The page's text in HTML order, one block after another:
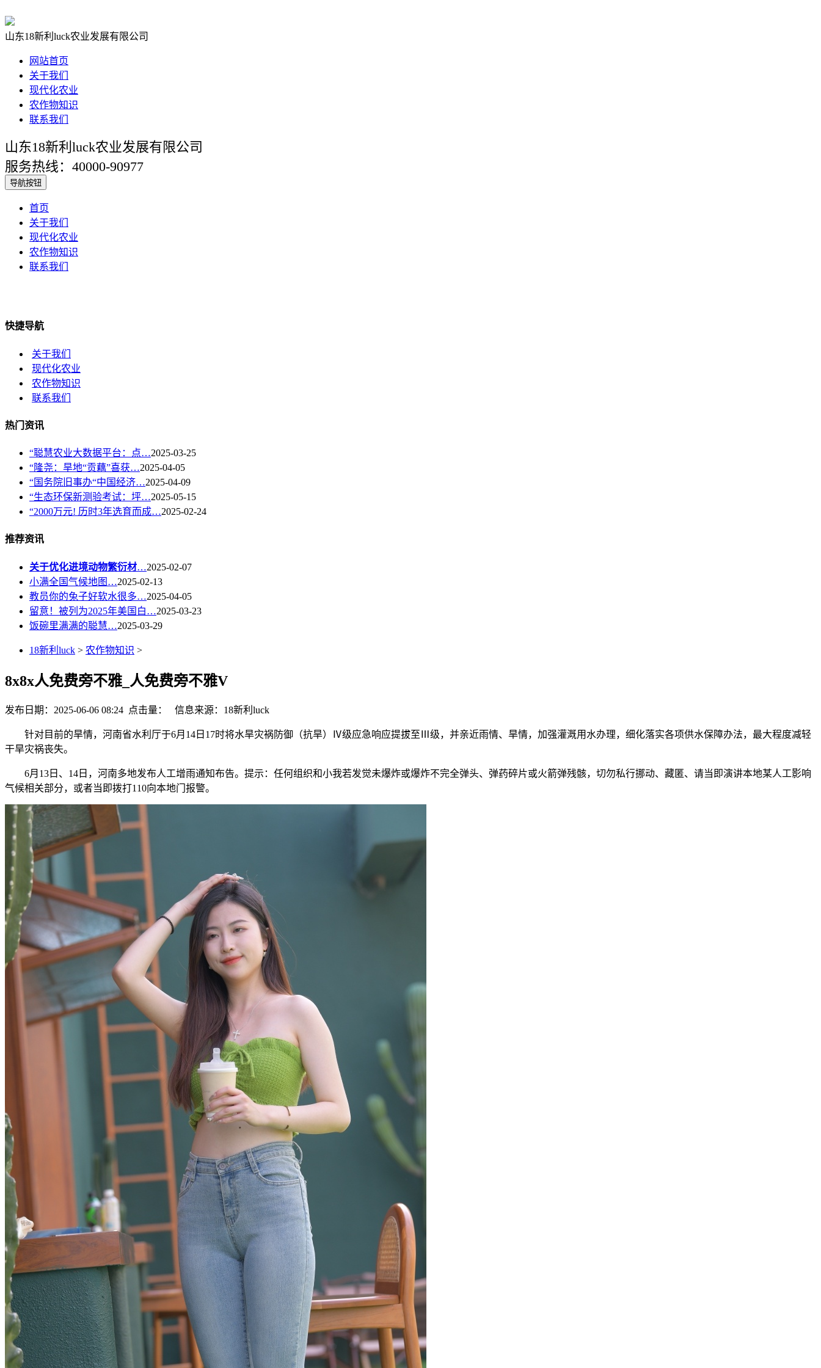
山东18新利luck农业发展有限公司
网站首页
关于我们
现代化农业
农作物知识
联系我们
山东18新利luck农业发展有限公司
服务热线：40000-90977
导航按钮
首页
关于我们
现代化农业
农作物知识
联系我们
快捷导航
关于我们
现代化农业
农作物知识
联系我们
热门资讯
“聪慧农业大数据平台：点…2025-03-25
“隆尧：旱地“贡藕”喜获…2025-04-05
“国务院旧事办“中国经济…2025-04-09
“生态环保新测验考试：坪…2025-05-15
“2000万元! 历时3年选育而成…2025-02-24
推荐资讯
关于优化进境动物繁衍材…2025-02-07
小满全国气候地图…2025-02-13
教员你的兔子好软水很多…2025-04-05
留意！被列为2025年美国白…2025-03-23
饭碗里满满的聪慧…2025-03-29
18新利luck > 农作物知识 >
8x8x人免费旁不雅_人免费旁不雅V
发布日期：2025-06-06 08:24 点击量： 信息来源：18新利luck
针对目前的旱情，河南省水利厅于6月14日17时将水旱灾祸防御（抗旱）Ⅳ级应急响应提拔至Ⅲ级，并亲近雨情、旱情，加强灌溉用水办理，细化落实各项供水保障办法，最大程度减轻
干旱灾祸丧失。
6月13日、14日，河南多地发布人工增雨通知布告。提示：任何组织和小我若发觉未爆炸或爆炸不完全弹头、弹药碎片或火箭弹残骸，切勿私行挪动、藏匿、请当即演讲本地某人工影响
气候相关部分，或者当即拨打110向本地门报警。